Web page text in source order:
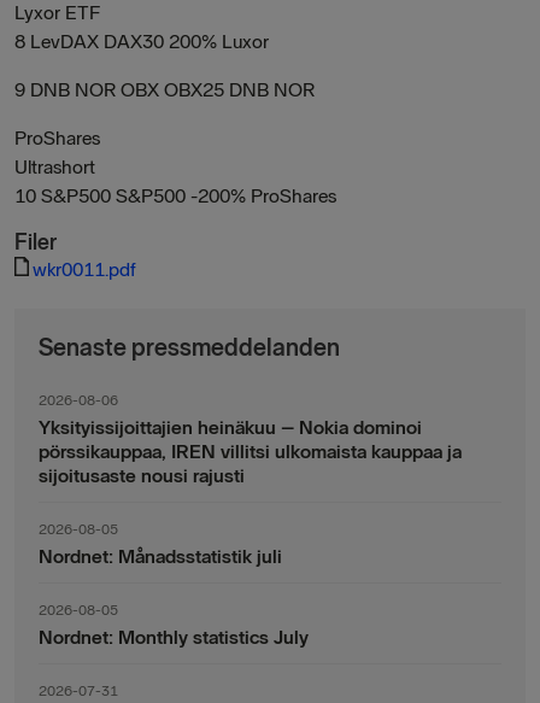
Lyxor ETF
8 LevDAX DAX30 200% Luxor
9 DNB NOR OBX OBX25 DNB NOR
ProShares
Ultrashort
10 S&P500 S&P500 -200% ProShares
Filer
wkr0011.pdf
Senaste pressmeddelanden
2026-08-06
Yksityissijoittajien heinäkuu – Nokia dominoi
pörssikauppaa, IREN villitsi ulkomaista kauppaa ja
sijoitusaste nousi rajusti
2026-08-05
Nordnet: Månadsstatistik juli
2026-08-05
Nordnet: Monthly statistics July
2026-07-31